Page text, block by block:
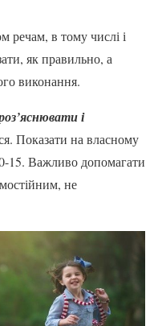
речам, в тому числі і
як правильно, а
виконання.
і
Показати на власному
15. Важливо допомагати
не